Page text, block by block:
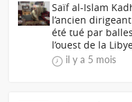
Saïf al-Islam
l’ancien
été tué par
l’ouest de la
il y a 5 mois